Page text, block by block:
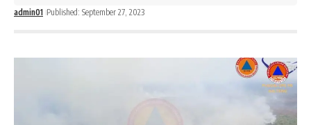
admin01 Published: September 27, 2023